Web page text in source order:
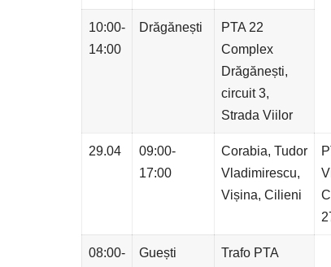
10:00-
14:00
Drăgănești
PTA 22
Complex
Drăgănești,
circuit 3,
Strada Viilor
29.04
09:00-
17:00
Corabia, Tudor
Vladimirescu,
Vișina, Cilieni
08:00-
Guești
Trafo PTA